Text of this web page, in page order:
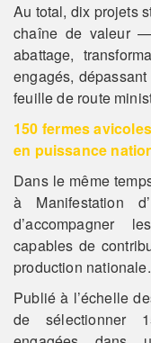
Au total, dix projets
chaîne de valeur —
abattage,
engagés,
feuille de route
150 fermes
en puissance
Dans le même
à Manifestation
d’accompagner
capables de
production nationale.
Publié à l’échelle
de sélectionner